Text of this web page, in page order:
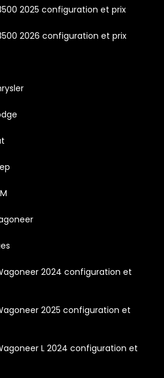
2025 configuration et prix
2026 configuration et prix
2024 configuration et
2025 configuration et
L 2024 configuration et